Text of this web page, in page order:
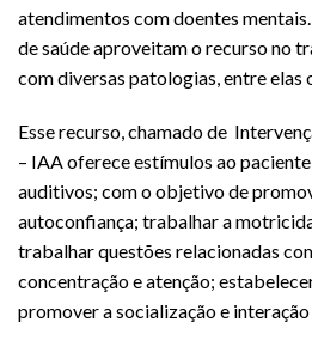
atendimentos com doentes
de saúde aproveitam o recurso no
com diversas patologias, entre elas
Esse recurso, chamado de
– IAA oferece estímulos ao
auditivos; com o objetivo de
autoconfiança; trabalhar a
trabalhar questões relacionadas
concentração e atenção;
promover a socialização e